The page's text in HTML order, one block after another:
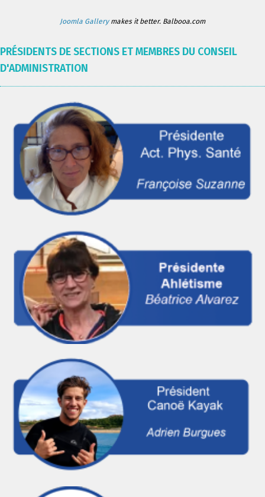
Joomla Gallerymakes it better. Balbooa.com
PRÉSIDENTS DE SECTIONS ET MEMBRES DU CONSEIL
D'ADMINISTRATION